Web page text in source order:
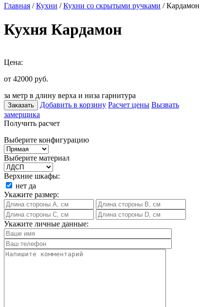
Главная /Кухни /Кухни со скрытыми ручками / Кардамон
Кухня Кардамон
Цена:
от 42000 руб.
за метр в длину верха и низа гарнитура
Заказать Добавить в корзину Расчет цены Вызвать
замерщика
Получить расчет
Выберите конфигурацию
Выберите материал
Верхние шкафы:
нет да
Укажите размер:
Укажите личные данные: